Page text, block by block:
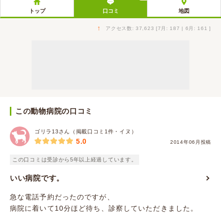
トップ 口コミ 地図
↑ アクセス数: 37,623 [7月: 187 | 6月: 161 ]
この動物病院の口コミ
ゴリラ13さん（掲載口コミ1件・イヌ）
2014年06月投稿
5.0
この口コミは受診から5年以上経過しています。
いい病院です。
急な電話予約だったのですが、
病院に着いて10分ほど待ち、診察していただきました。